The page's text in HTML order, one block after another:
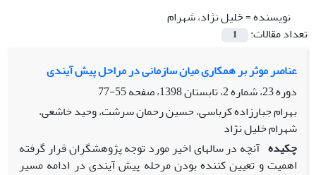
نویسنده =خلیل نژاد، شهرام
تعداد مقالات:
1
عناصر موثر بر همکاری میان سازمانی در مراحل پیش آیندی
دوره 23، شماره 2، تابستان 1398، صفحه
55-77
بهرام جبارزاده کرباسی، حسین رحمان سرشت، وحید خاشعی،
شهرام خلیل نژاد
چکیده آن­چه در سال­های اخیر مورد توجه پژوهش­گران قرار گرفته
اهمیت و تعیین کننده بودن مرحله پیش آیندی در ادامه مسیر